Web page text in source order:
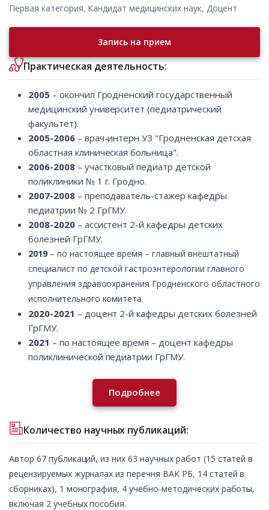
Первая категория, Кандидат медицинских наук, Доцент
Запись на прием
Практическая деятельность:
2005 – окончил Гродненский государственный
медицинский университет (педиатрический
факультет).
2005-2006– врач-интерн УЗ "Гродненская детская
областная клиническая больница".
2006-2008– участковый педиатр детской
поликлиники № 1 г. Гродно.
2007-2008– преподаватель-стажер кафедры
педиатрии № 2 ГрГМУ.
2008-2020– ассистент 2-й кафедры детских
болезней ГрГМУ.
2019– по настоящее время – главный внештатный
специалист по детской гастроэнтерологии главного
управления здравоохранения Гродненского областного
исполнительного комитета.
2020-2021 – доцент 2-й кафедры детских болезней
ГрГМУ.
2021 – по настоящее время – доцент кафедры
поликлинической педиатрии ГрГМУ.
Подробнее
Количество научных публикаций:
Автор 67 публикаций, из них 63 научных работ (15 статей в
рецензируемых журналах из перечня ВАК РБ, 14 статей в
сборниках), 1 монография, 4 учебно-методических работы,
включая 2 учебных пособия.